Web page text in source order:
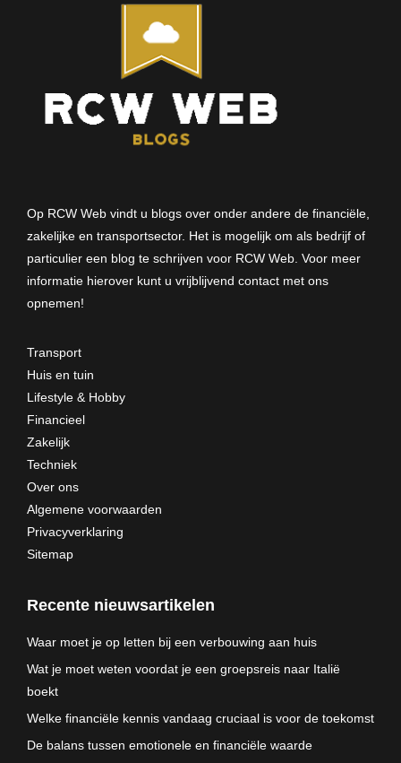
Op RCW Web vindt u blogs over onder andere de financiële,
zakelijke en transportsector. Het is mogelijk om als bedrijf of
particulier een blog te schrijven voor RCW Web. Voor meer
informatie hierover kunt u vrijblijvend contact met ons
opnemen!
Transport
Huis en tuin
Lifestyle & Hobby
Financieel
Zakelijk
Techniek
Over ons
Algemene voorwaarden
Privacyverklaring
Sitemap
Recente nieuwsartikelen
Waar moet je op letten bij een verbouwing aan huis
Wat je moet weten voordat je een groepsreis naar Italië
boekt
Welke financiële kennis vandaag cruciaal is voor de toekomst
De balans tussen emotionele en financiële waarde